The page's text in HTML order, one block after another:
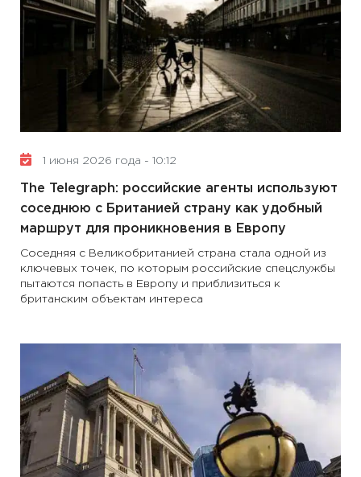
1 июня 2026 года - 10:12
The Telegraph: российские агенты используют
соседнюю с Британией страну как удобный
маршрут для проникновения в Европу
Соседняя с Великобританией страна стала одной из
ключевых точек, по которым российские спецслужбы
пытаются попасть в Европу и приблизиться к
британским объектам интереса